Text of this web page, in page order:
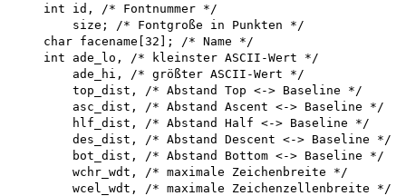
    int id, /* Fontnummer */
        size; /* Fontgroße in Punkten */
    char facename[32]; /* Name */
    int ade_lo, /* kleinster ASCII-Wert */
        ade_hi, /* größter ASCII-Wert */
        top_dist, /* Abstand Top <-> Baseline */
        asc_dist, /* Abstand Ascent <-> Baseline */
        hlf_dist, /* Abstand Half <-> Baseline */
        des_dist, /* Abstand Descent <-> Baseline */
        bot_dist, /* Abstand Bottom <-> Baseline */
        wchr_wdt, /* maximale Zeichenbreite */
        wcel_wdt, /* maximale Zeichenzellenbreite */